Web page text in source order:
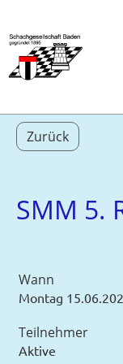
Zurück
SMM 5.
Wann
Montag
Teilnehmer
Aktive